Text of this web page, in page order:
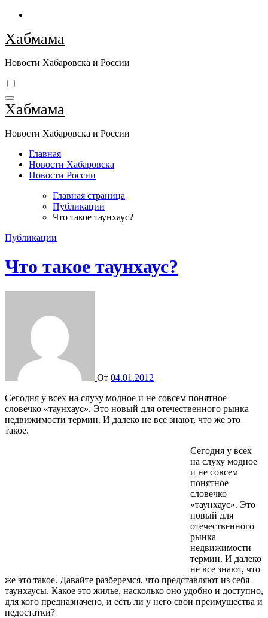
Перейти
содержимому
Хабмама
Новости Хабаровска и России
Хабмама
Новости Хабаровска и России
Главная
Новости Хабаровска
Новости России
Главная страница
Публикации
Что такое таунхаус?
Публикации
Что такое таунхаус?
От 04.01.2012
Сегодня у всех на слуху модное и не совсем понятное
словечко «таунхаус». Это новый для отечественного рынка
недвижимости термин. И далеко не все знают, что же это
такое.
Сегодня у всех
на слуху модное
и не совсем
понятное
словечко
«таунхаус». Это
новый для
отечественного
рынка
недвижимости
термин. И далеко
не все знают, что
же это такое. Давайте разберемся, что представляют из себя
таунхаусы. Какое это жилье, насколько оно удобно и доступно,
для кого предназначено, и есть ли у него свои преимущества и
недостатки?